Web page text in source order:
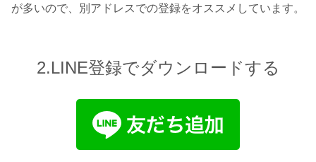
が多いので、別アドレスでの登録をオススメしています。
2.LINE登録でダウンロードする